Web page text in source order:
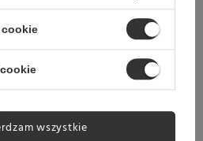
wszystkie